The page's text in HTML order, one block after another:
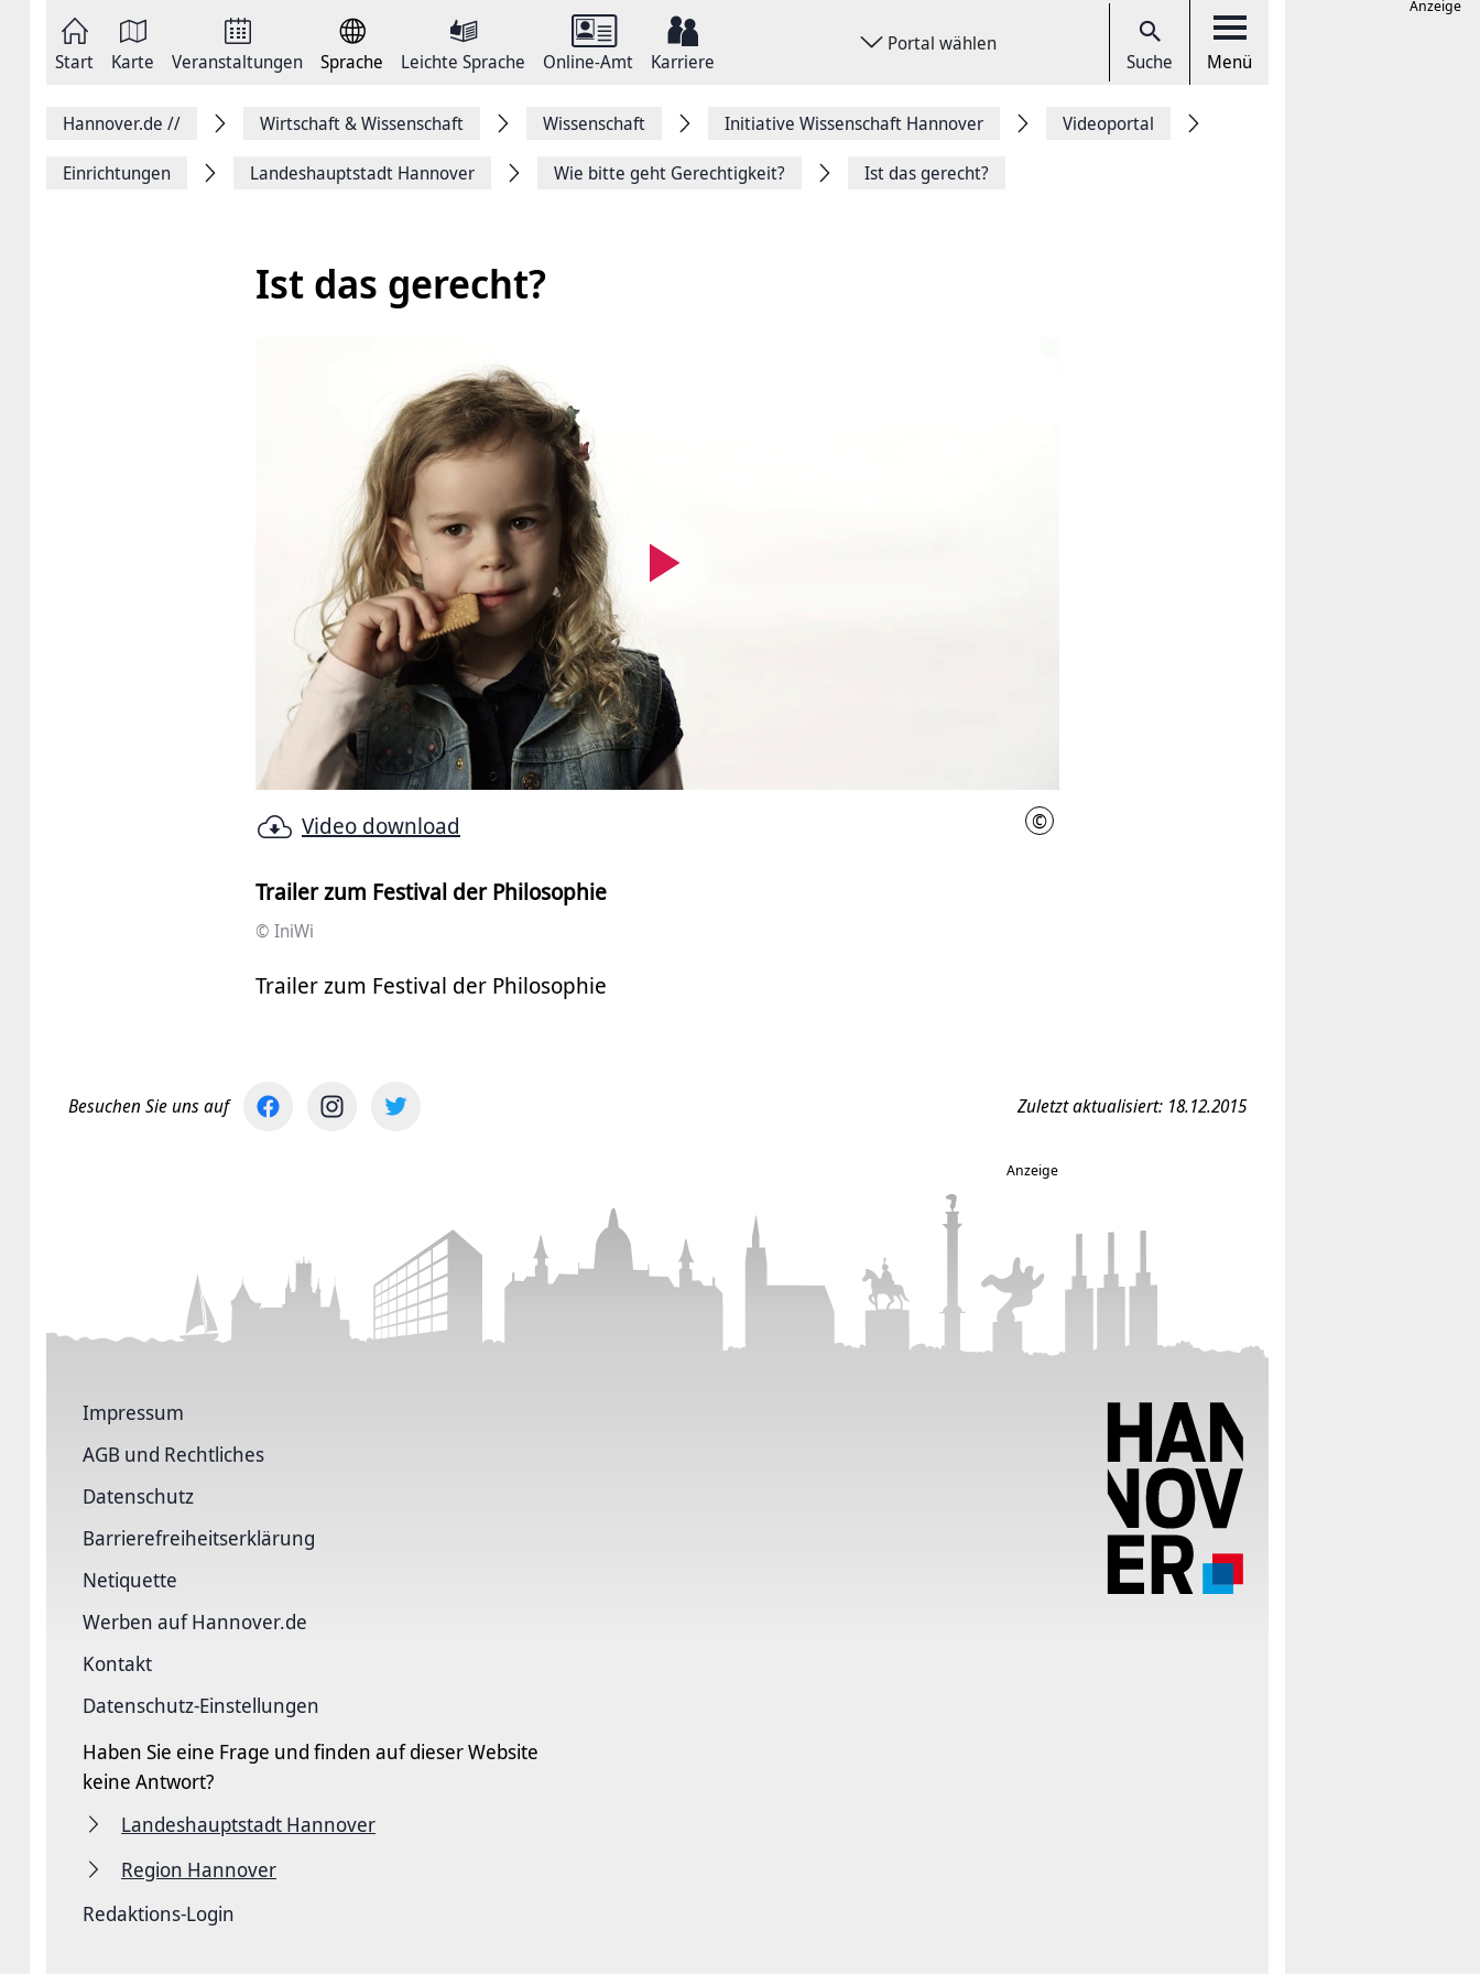
springen
Start Karte Veranstaltungen Sprache Leichte Sprache Online-Amt Karriere
Portal wählen
Suche Menü
FacebookHannover.de // Wirtschaft & Wissenschaft Wissenschaft Initiative Wissenschaft Hannover Videoportal
Einrichtungen Landeshauptstadt Hannover Wie bitte geht Gerechtigkeit? Ist das gerecht?
Ist das gerecht?
Video
©IniWi
Video download
Trailer zum Festival der Philosophie
© IniWi
Trailer zum Festival der Philosophie
Besuchen Sie uns auf Zuletzt aktualisiert: 18.12.2015
Anzeige
Impressum
AGB und Rechtliches
Datenschutz
Barriere­freiheits­erklärung
Netiquette
Werben auf Hannover.de
Kontakt
Datenschutz-Einstellungen
Haben Sie eine Frage und finden auf dieser Website
keine Antwort?
Landeshauptstadt Hannover
Region Hannover
Redaktions-Login
Anzeige